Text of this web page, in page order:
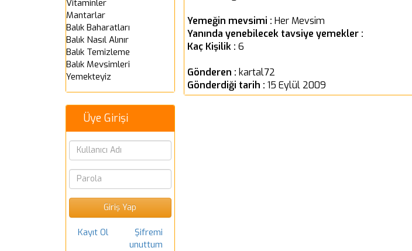
Yemeğin mevsimi : Her Mevsim
Yanında yenebilecek tavsiye yemekler :
Kaç Kişilik : 6
Gönderen : kartal72
Gönderdiği tarih : 15 Eylül 2009
Vitaminler
Mantarlar
Balık Baharatları
Balık Nasıl Alınır
Balık Temizleme
Balık Mevsimleri
Yemekteyiz
Üye Girişi
Kayıt Ol
Şifremi
unuttum